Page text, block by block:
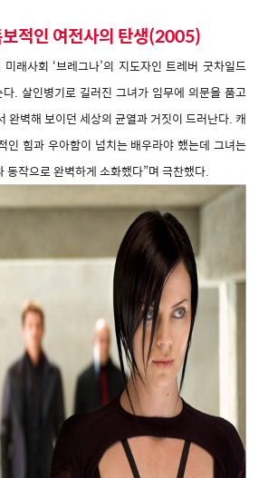
적인 여전사의 탄생(2005)
래사회 ‘브레그나’의 지도자인 트레버 굿차일드
다. 살인병기로 길러진 그녀가 임무에 의문을 품고
완벽해 보이던 세상의 균열과 거짓이 드러난다. 캐
인 힘과 우아함이 넘치는 배우라야 했는데 그녀는
동작으로 완벽하게 소화했다”며 극찬했다.